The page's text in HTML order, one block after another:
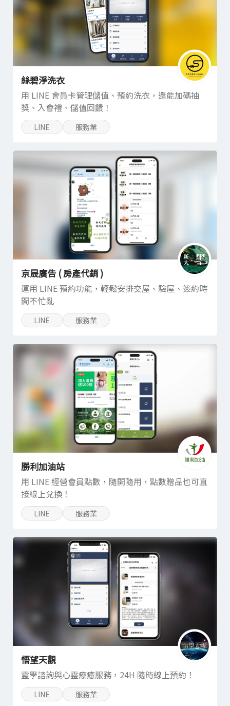
絲碧淨洗衣
用 LINE 會員卡管理儲值、預約洗衣，還能加碼抽
獎、入會禮、儲值回饋！
LINE 服務業
京晟廣告 ( 房產代銷 )
運用 LINE 預約功能，輕鬆安排交屋、驗屋、簽約時
間不忙亂
LINE 服務業
勝利加油站
用 LINE 經營會員點數，隨開隨用，點數贈品也可直
接線上兌換！
LINE 服務業
悟望天觀
靈學諮詢與心靈療癒服務，24H 隨時線上預約！
LINE 服務業